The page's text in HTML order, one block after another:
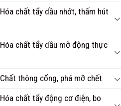
Hóa chất tẩy dầu nhớt, thấm hút
Hóa chất tẩy dầu mỡ động thực
Chất thông cống, phá mỡ chết
Hóa chất tẩy động cơ điện, bo